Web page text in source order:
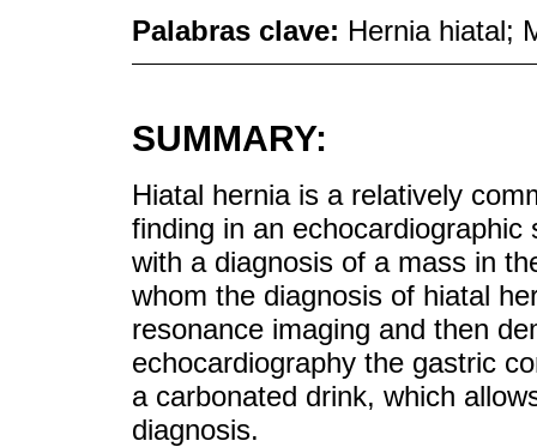
Palabras clave: Hernia hiatal;
SUMMARY:
Hiatal hernia is a relatively
finding in an
with a diagnosis of a mass in
whom the diagnosis of hiatal
resonance imaging and then
echocardiography the gastric
a carbonated drink, which
diagnosis.